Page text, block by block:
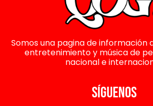
Somos una pagina de información
entretenimiento y música de
nacional e
SÍGUENOS